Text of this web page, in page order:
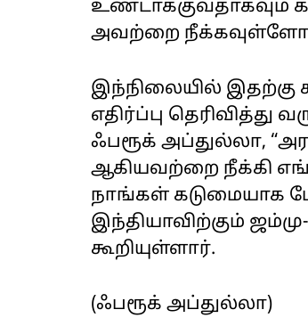
உண்டாக்குவதாகவும்
அவற்றை நீக்கவுள்ளோம்
இந்நிலையில் இதற்கு
எதிர்ப்பு தெரிவித்து
ஃபரூக் அப்துல்லா,
ஆகியவற்றை நீக்கி
நாங்கள் கடுமையாக
இந்தியாவிற்கும்
கூறியுள்ளார்.
(ஃபரூக் அப்துல்லா)